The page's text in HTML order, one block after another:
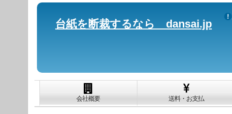
台紙を断裁するなら dansai.jp
会社概要 送料・お支払